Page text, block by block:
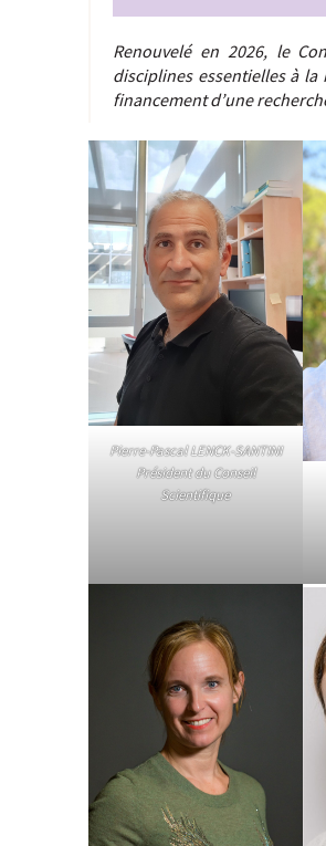
Renouvelé en 2026, le
disciplines essentielles à la
financement d’une
Pierre-Pascal LENCK-SANTINI
Président du Conseil
Scientifique